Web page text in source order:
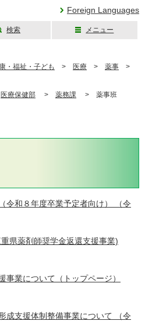
Foreign Languages
検索 メニュー
・福祉・子ども > 医療 > 薬事 >
医療保健部 > 薬務課 > 薬事班
令和８年度卒業予定者向け）
（令
県薬剤師奨学金返還支援事業)
事業について（トップページ）
成支援体制整備事業について （令